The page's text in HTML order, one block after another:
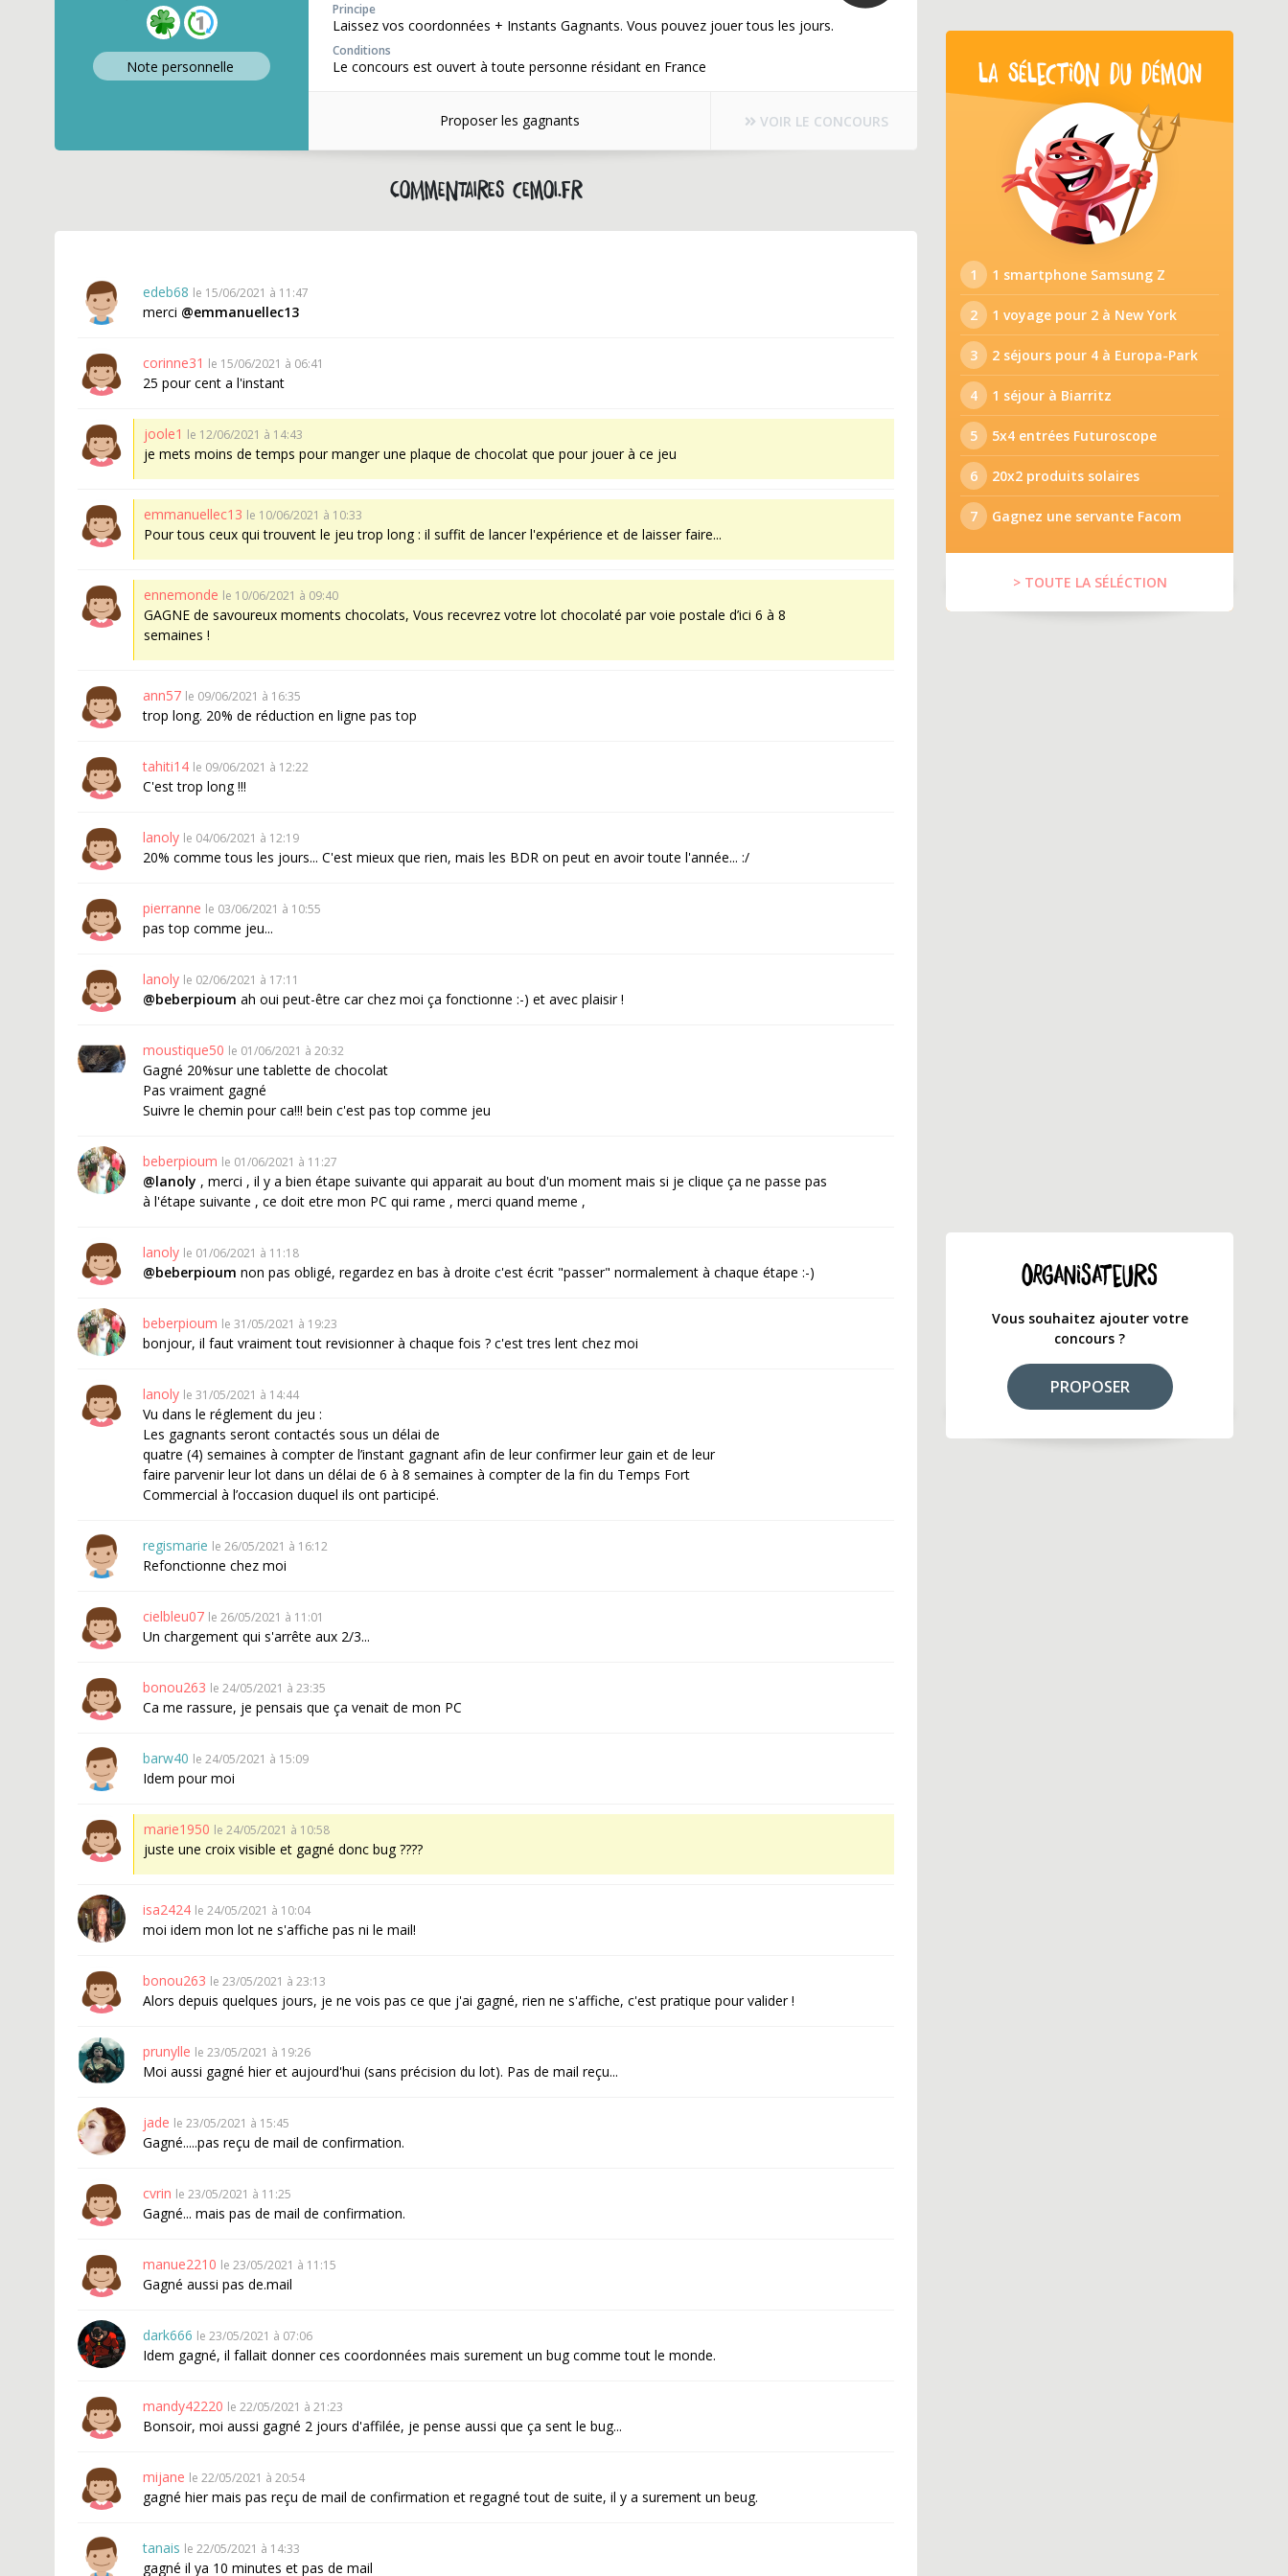
Note personnelle
Principe
Laissez vos coordonnées + Instants Gagnants. Vous pouvez jouer tous les jours.
Conditions
Le concours est ouvert à toute personne résidant en France
Proposer les gagnants VOIR LE CONCOURS
Commentaires cemoi.fr
edeb68 le 15/06/2021 à 11:47
merci @emmanuellec13
corinne31 le 15/06/2021 à 06:41
25 pour cent a l'instant
joole1 le 12/06/2021 à 14:43
je mets moins de temps pour manger une plaque de chocolat que pour jouer à ce jeu
emmanuellec13 le 10/06/2021 à 10:33
Pour tous ceux qui trouvent le jeu trop long : il suffit de lancer l'expérience et de laisser faire...
ennemonde le 10/06/2021 à 09:40
GAGNE de savoureux moments chocolats, Vous recevrez votre lot chocolaté par voie postale d’ici 6 à 8
semaines !
ann57 le 09/06/2021 à 16:35
trop long. 20% de réduction en ligne pas top
tahiti14 le 09/06/2021 à 12:22
C'est trop long !!!
lanoly le 04/06/2021 à 12:19
20% comme tous les jours... C'est mieux que rien, mais les BDR on peut en avoir toute l'année... :/
pierranne le 03/06/2021 à 10:55
pas top comme jeu...
lanoly le 02/06/2021 à 17:11
@beberpioum ah oui peut-être car chez moi ça fonctionne :-) et avec plaisir !
moustique50 le 01/06/2021 à 20:32
Gagné 20%sur une tablette de chocolat
Pas vraiment gagné
Suivre le chemin pour ca!!! bein c'est pas top comme jeu
beberpioum le 01/06/2021 à 11:27
@lanoly , merci , il y a bien étape suivante qui apparait au bout d'un moment mais si je clique ça ne passe pas
à l'étape suivante , ce doit etre mon PC qui rame , merci quand meme ,
lanoly le 01/06/2021 à 11:18
@beberpioum non pas obligé, regardez en bas à droite c'est écrit "passer" normalement à chaque étape :-)
beberpioum le 31/05/2021 à 19:23
bonjour, il faut vraiment tout revisionner à chaque fois ? c'est tres lent chez moi
lanoly le 31/05/2021 à 14:44
Vu dans le réglement du jeu :
Les gagnants seront contactés sous un délai de
quatre (4) semaines à compter de l’instant gagnant afin de leur confirmer leur gain et de leur
faire parvenir leur lot dans un délai de 6 à 8 semaines à compter de la fin du Temps Fort
Commercial à l’occasion duquel ils ont participé.
regismarie le 26/05/2021 à 16:12
Refonctionne chez moi
cielbleu07 le 26/05/2021 à 11:01
Un chargement qui s'arrête aux 2/3...
bonou263 le 24/05/2021 à 23:35
Ca me rassure, je pensais que ça venait de mon PC
barw40 le 24/05/2021 à 15:09
Idem pour moi
marie1950 le 24/05/2021 à 10:58
juste une croix visible et gagné donc bug ????
isa2424 le 24/05/2021 à 10:04
moi idem mon lot ne s'affiche pas ni le mail!
bonou263 le 23/05/2021 à 23:13
Alors depuis quelques jours, je ne vois pas ce que j'ai gagné, rien ne s'affiche, c'est pratique pour valider !
prunylle le 23/05/2021 à 19:26
Moi aussi gagné hier et aujourd'hui (sans précision du lot). Pas de mail reçu...
jade le 23/05/2021 à 15:45
Gagné.....pas reçu de mail de confirmation.
cvrin le 23/05/2021 à 11:25
Gagné... mais pas de mail de confirmation.
manue2210 le 23/05/2021 à 11:15
Gagné aussi pas de.mail
dark666 le 23/05/2021 à 07:06
Idem gagné, il fallait donner ces coordonnées mais surement un bug comme tout le monde.
mandy42220 le 22/05/2021 à 21:23
Bonsoir, moi aussi gagné 2 jours d'affilée, je pense aussi que ça sent le bug...
mijane le 22/05/2021 à 20:54
gagné hier mais pas reçu de mail de confirmation et regagné tout de suite, il y a surement un beug.
tanais le 22/05/2021 à 14:33
gagné il ya 10 minutes et pas de mail
LA SÉLECTION DU DÉMON
1 1 smartphone Samsung Z
2 1 voyage pour 2 à New York
3 2 séjours pour 4 à Europa-Park
4 1 séjour à Biarritz
5 5x4 entrées Futuroscope
6 20x2 produits solaires
7 Gagnez une servante Facom
> TOUTE LA SÉLÉCTION
ORGANISATEURS
Vous souhaitez ajouter votre
concours ?
PROPOSER